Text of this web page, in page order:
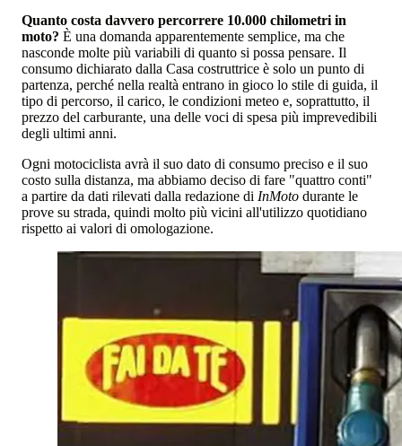
Quanto costa davvero percorrere 10.000 chilometri in
moto? È una domanda apparentemente semplice, ma che
nasconde molte più variabili di quanto si possa pensare. Il
consumo dichiarato dalla Casa costruttrice è solo un punto di
partenza, perché nella realtà entrano in gioco lo stile di guida, il
tipo di percorso, il carico, le condizioni meteo e, soprattutto, il
prezzo del carburante, una delle voci di spesa più imprevedibili
degli ultimi anni.
Ogni motociclista avrà il suo dato di consumo preciso e il suo
costo sulla distanza, ma abbiamo deciso di fare "quattro conti"
a partire da dati rilevati dalla redazione di InMoto durante le
prove su strada, quindi molto più vicini all'utilizzo quotidiano
rispetto ai valori di omologazione.